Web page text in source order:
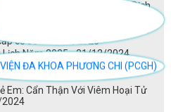
4 Năm Vững Vàng Mang Dịch
Bệnh - 24/01/2025
nằm trong 27 Bệnh viện thuộc
cơ sở - 03/01/2025
Lịch Năm 2025 - 31/12/2024
Hàng – Bệnh Viện Đa Khoa
Em: Cẩn Thận Với Viêm Hoại Tử
2024